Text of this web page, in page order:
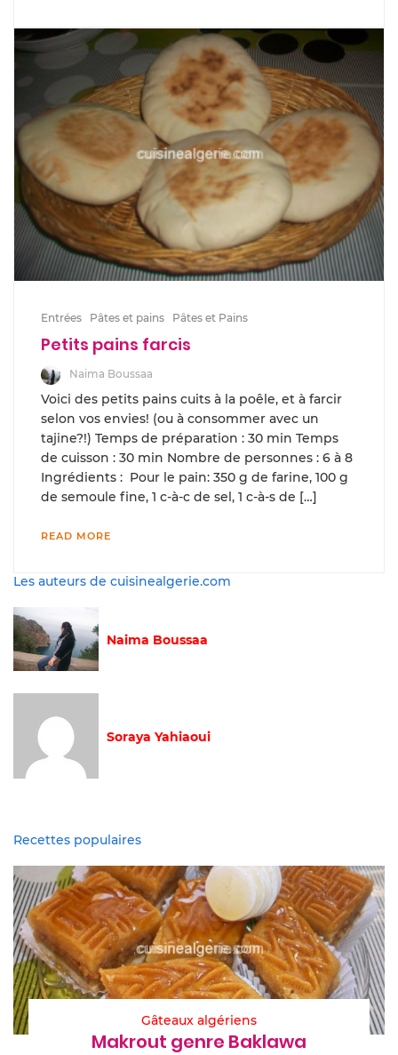
Entrées Pâtes et pains Pâtes et Pains
Petits pains farcis
Naima Boussaa
Voici des petits pains cuits à la poêle, et à farcir
selon vos envies! (ou à consommer avec un
tajine?!) Temps de préparation : 30 min Temps
de cuisson : 30 min Nombre de personnes : 6 à 8
Ingrédients : Pour le pain: 350 g de farine, 100 g
de semoule fine, 1 c-à-c de sel, 1 c-à-s de […]
READ MORE
Les auteurs de cuisinealgerie.com
Naima Boussaa
Soraya Yahiaoui
Recettes populaires
Gâteaux algériens
Makrout genre Baklawa